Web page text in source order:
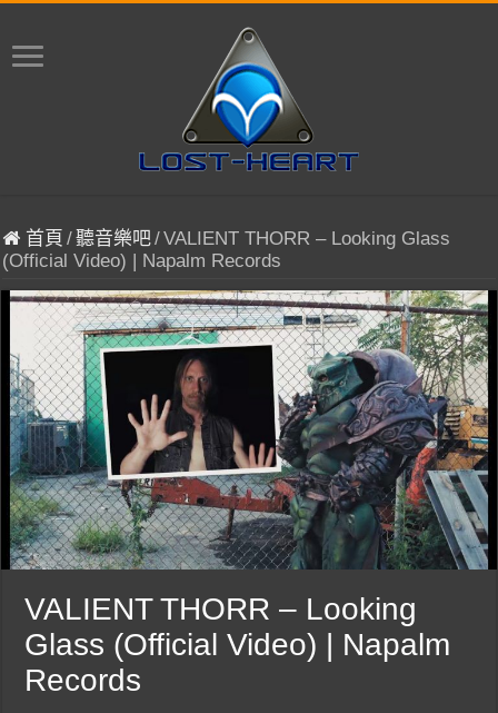
首頁 /聽音樂吧/VALIENT THORR – Looking Glass
(Official Video) | Napalm Records
VALIENT THORR – Looking
Glass (Official Video) | Napalm
Records